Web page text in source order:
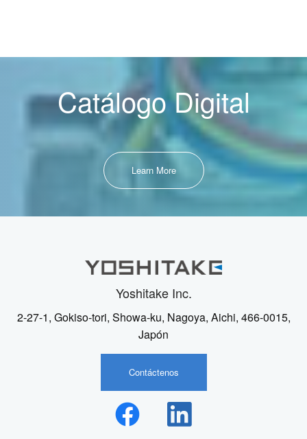
Catálogo Digital
Learn More
Yoshitake Inc.
2-27-1, Gokiso-tori, Showa-ku, Nagoya, Aichi, 466-0015,
Japón
Contáctenos